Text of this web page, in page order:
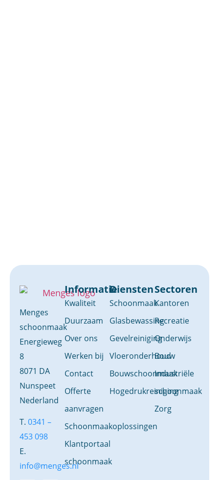
Menges
schoonmaak
Energieweg
8
8071 DA
Nunspeet
Nederland
T. 0341 –
453 098
E.
info@menges.nl
Informatie
Kwaliteit
Duurzaam
Over ons
Werken bij
Contact
Offerte
aanvragen
Schoonmaakoplossingen
Klantportaal
schoonmaak
Diensten
Schoonmaak
Glasbewassing
Gevelreiniging
Vloeronderhoud
Bouwschoonmaak
Hogedrukreiniging
Sectoren
Kantoren
Recreatie
Onderwijs
Bouw
Industriële
schoonmaak
Zorg